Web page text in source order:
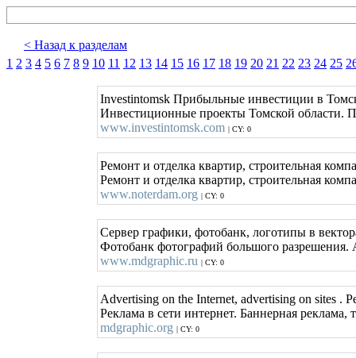
< Назад к разделам
1 2 3 4 5 6 7 8 9 10 11 12 13 14 15 16 17 18 19 20 21 22 23 24 25
Investintomsk Прибыльные инвестиции в
Инвестиционные проекты Томской области.
www.investintomsk.com | CY: 0
Ремонт и отделка квартир, строительная
Ремонт и отделка квартир, строительная
www.noterdam.org | CY: 0
Сервер графики, фотобанк, логотипы в
Фотобанк фотографий большого
www.mdgraphic.ru | CY: 0
Advertising on the Internet, advertising on sites .
Реклама в сети интернет. Баннерная реклама,
mdgraphic.org | CY: 0